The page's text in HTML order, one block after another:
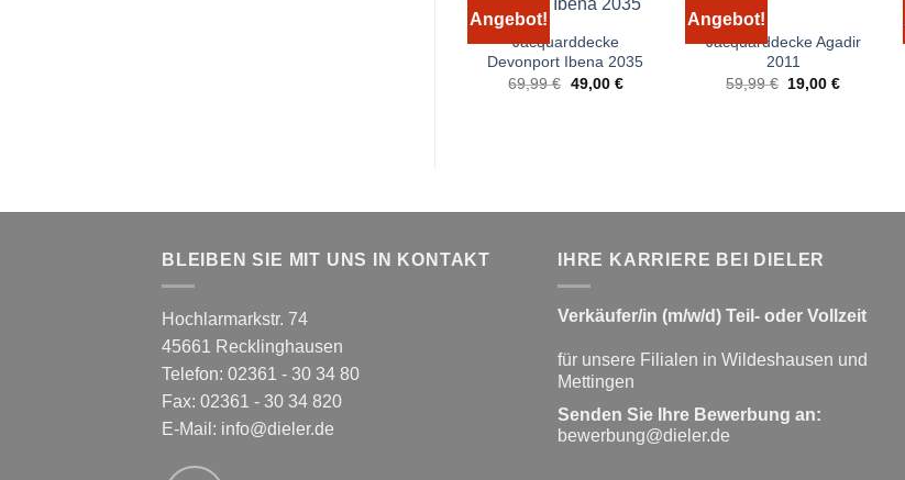
Angebot!
Jacquarddecke
Devonport Ibena 2035
69,99€ Ursprünglicher
49,00 €Aktueller
Angebot!
Jacquarddecke Agadir
2011
59,99€ Ursprünglicher
19,00€Aktueller
BLEIBEN SIE MIT UNS IN KONTAKT
Hochlarmarkstr. 74
45661 Recklinghausen
Telefon: 02361 - 30 34 80
Fax: 02361 - 30 34 820
E-Mail: info@dieler.de
IHRE KARRIERE BEI DIELER
Verkäufer/in (m/w/d) Teil- oder Vollzeit
für unsere Filialen in Wildeshausen und
Mettingen
Senden Sie Ihre Bewerbung an:
bewerbung@dieler.de